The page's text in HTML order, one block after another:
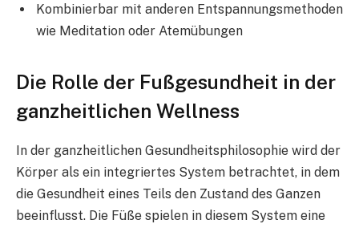
Kombinierbar mit anderen Entspannungsmethoden
wie Meditation oder Atemübungen
Die Rolle der Fußgesundheit in der
ganzheitlichen Wellness
In der ganzheitlichen Gesundheitsphilosophie wird der
Körper als ein integriertes System betrachtet, in dem
die Gesundheit eines Teils den Zustand des Ganzen
beeinflusst. Die Füße spielen in diesem System eine